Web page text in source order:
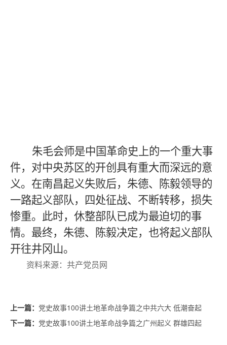
朱毛会师是中国革命史上的一个重大事
件，对中央苏区的开创具有重大而深远的意
义。在南昌起义失败后，朱德、陈毅领导的
一路起义部队，四处征战、不断转移，损失
惨重。此时，休整部队已成为最迫切的事
情。最终，朱德、陈毅决定，也将起义部队
开往井冈山。
资料来源：共产党员网
上一篇： 党史故事100讲土地革命战争篇之中共六大 低潮奋起
下一篇： 党史故事100讲土地革命战争篇之广州起义 群雄四起